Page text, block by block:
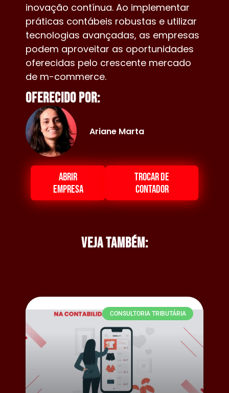
inovação contínua. Ao implementar
práticas contábeis robustas e utilizar
tecnologias avançadas, as empresas
podem aproveitar as oportunidades
oferecidas pelo crescente mercado
de m-commerce.
Oferecido por:
Ariane Marta
ABRIR
EMPRESA
TROCAR DE
CONTADOR
Veja também:
CONSULTORIA TRIBUTÁRIA